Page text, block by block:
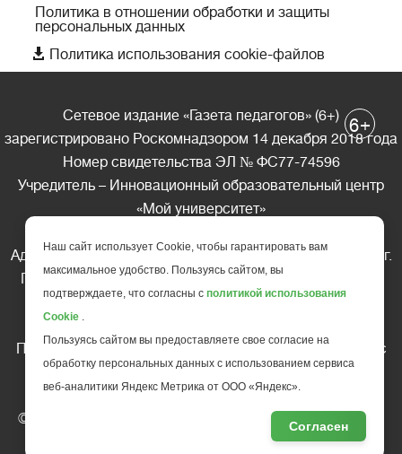
Политика в отношении обработки и защиты
персональных данных
 Политика использования cookie-файлов
Сетевое издание «Газета педагогов» (6+)
зарегистрировано Роскомнадзором 14 декабря 2018 года
Номер свидетельства ЭЛ № ФС77-74596
Учредитель – Инновационный образовательный центр
«Мой университет»
Адрес редакции: 185035 Россия, Республика Карелия, г.
Петрозаводск, ул. Фридриха Энгельса д.10, офис 211
Телефон редакции: +7 (499) 685-10-45
Перепечатка материалов газеты допускается только c
письменного разрешения редакции
Ссылка на «Газету педагогов» обязательна.
© АНО ДПО "Инновационный образовательный центр
повышения квалификации и переподготовки "Мой
6+
Наш сайт использует Cookie, чтобы гарантировать вам
максимальное удобство. Пользуясь сайтом, вы
подтверждаете, что согласны с политикой использования
Cookie .
Пользуясь сайтом вы предоставляете свое согласие на
обработку персональных данных с использованием сервиса
веб-аналитики Яндекс Метрика от ООО «Яндекс».
Согласен